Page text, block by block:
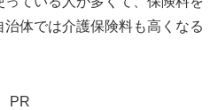
体では介護保険料も高くなる
PR